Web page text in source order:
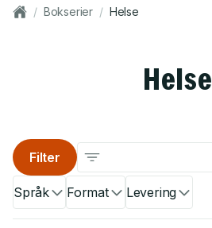
/ Bokserier / Helse
Helse
Språk Format Levering
Filter